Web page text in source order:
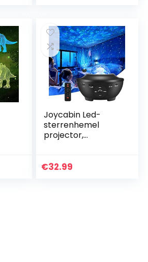
Lamp…
Joycabin Led-
sterrenhemel
projector,
projectielamp,
€32.99